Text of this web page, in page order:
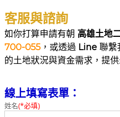
客服與諮詢
如你打算申請有朝 高雄土地
700-055，或透過 Line聯繫
的土地狀況與資金需求，提
線上填寫表單：
姓名(*必填)